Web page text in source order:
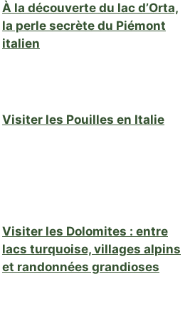
À la découverte du lac d’Orta,
la perle secrète du Piémont
italien
Visiter les Pouilles en Italie
Visiter les Dolomites : entre
lacs turquoise, villages alpins
et randonnées grandioses